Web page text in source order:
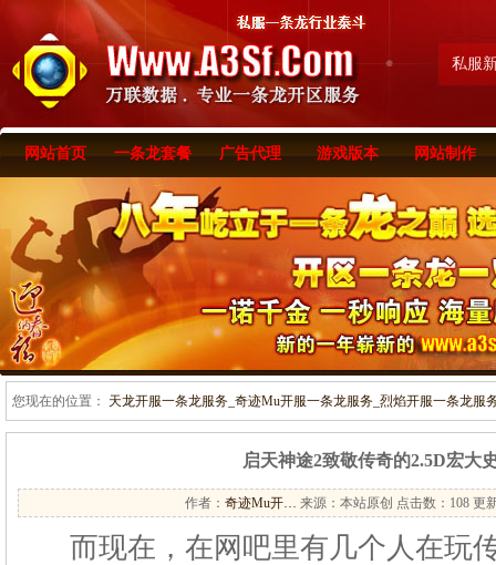
私服
网站首页 一条龙套餐 广告代理 游戏版本 网站制作
您现在的位置： 天龙开服一条龙服务_奇迹Mu开服一条龙服务_烈焰开服一条龙服
启天神途2致敬传奇的2.5D宏大
作者： 奇迹Mu开… 来源：本站原创 点击数： 108 更
而现在，在网吧里有几个人在玩